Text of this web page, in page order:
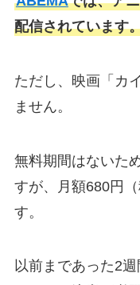
配信されています
ただし、映画「カ
ません。
無料期間はないた
すが、月額680円
す。
以前まであった2